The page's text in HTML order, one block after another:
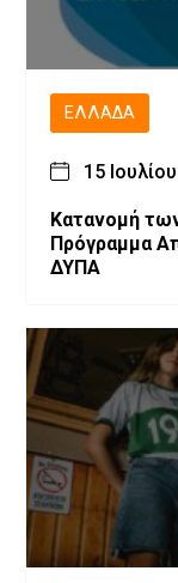
ΕΛΛΆΔΑ
15
Κατανομή
Πρόγραμμα
ΔΥΠΑ